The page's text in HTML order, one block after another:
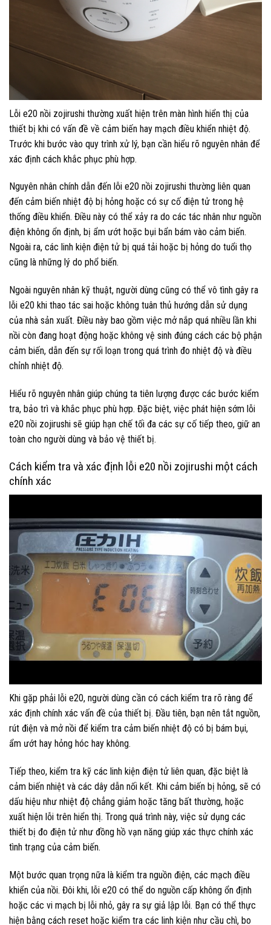
Lỗi e20 nồi zojirushi thường xuất hiện trên màn hình hiển thị của
thiết bị khi có vấn đề về cảm biến hay mạch điều khiển nhiệt độ.
Trước khi bước vào quy trình xử lý, bạn cần hiểu rõ nguyên nhân để
xác định cách khắc phục phù hợp.
Nguyên nhân chính dẫn đến lỗi e20 nồi zojirushi thường liên quan
đến cảm biến nhiệt độ bị hỏng hoặc có sự cố điện tử trong hệ
thống điều khiển. Điều này có thể xảy ra do các tác nhân như nguồn
điện không ổn định, bị ẩm ướt hoặc bụi bẩn bám vào cảm biến.
Ngoài ra, các linh kiện điện tử bị quá tải hoặc bị hỏng do tuổi thọ
cũng là những lý do phổ biến.
Ngoài nguyên nhân kỹ thuật, người dùng cũng có thể vô tình gây ra
lỗi e20 khi thao tác sai hoặc không tuân thủ hướng dẫn sử dụng
của nhà sản xuất. Điều này bao gồm việc mở nắp quá nhiều lần khi
nồi còn đang hoạt động hoặc không vệ sinh đúng cách các bộ phận
cảm biến, dẫn đến sự rối loạn trong quá trình đo nhiệt độ và điều
chỉnh nhiệt độ.
Hiểu rõ nguyên nhân giúp chúng ta tiên lượng được các bước kiểm
tra, bảo trì và khắc phục phù hợp. Đặc biệt, việc phát hiện sớm lỗi
e20 nồi zojirushi sẽ giúp hạn chế tối đa các sự cố tiếp theo, giữ an
toàn cho người dùng và bảo vệ thiết bị.
Cách kiểm tra và xác định lỗi e20 nồi zojirushi một cách
chính xác
Khi gặp phải lỗi e20, người dùng cần có cách kiểm tra rõ ràng để
xác định chính xác vấn đề của thiết bị. Đầu tiên, bạn nên tắt nguồn,
rút điện và mở nồi để kiểm tra cảm biến nhiệt độ có bị bám bụi,
ẩm ướt hay hỏng hóc hay không.
Tiếp theo, kiểm tra kỹ các linh kiện điện tử liên quan, đặc biệt là
cảm biến nhiệt và các dây dẫn nối kết. Khi cảm biến bị hỏng, sẽ có
dấu hiệu như nhiệt độ chẳng giảm hoặc tăng bất thường, hoặc
xuất hiện lỗi trên hiển thị. Trong quá trình này, việc sử dụng các
thiết bị đo điện tử như đồng hồ vạn năng giúp xác thực chính xác
tình trạng của cảm biến.
Một bước quan trọng nữa là kiểm tra nguồn điện, các mạch điều
khiển của nồi. Đôi khi, lỗi e20 có thể do nguồn cấp không ổn định
hoặc các vi mạch bị lỗi nhỏ, gây ra sự giả lập lỗi. Bạn có thể thực
hiện bằng cách reset hoặc kiểm tra các linh kiện như cầu chì, bo